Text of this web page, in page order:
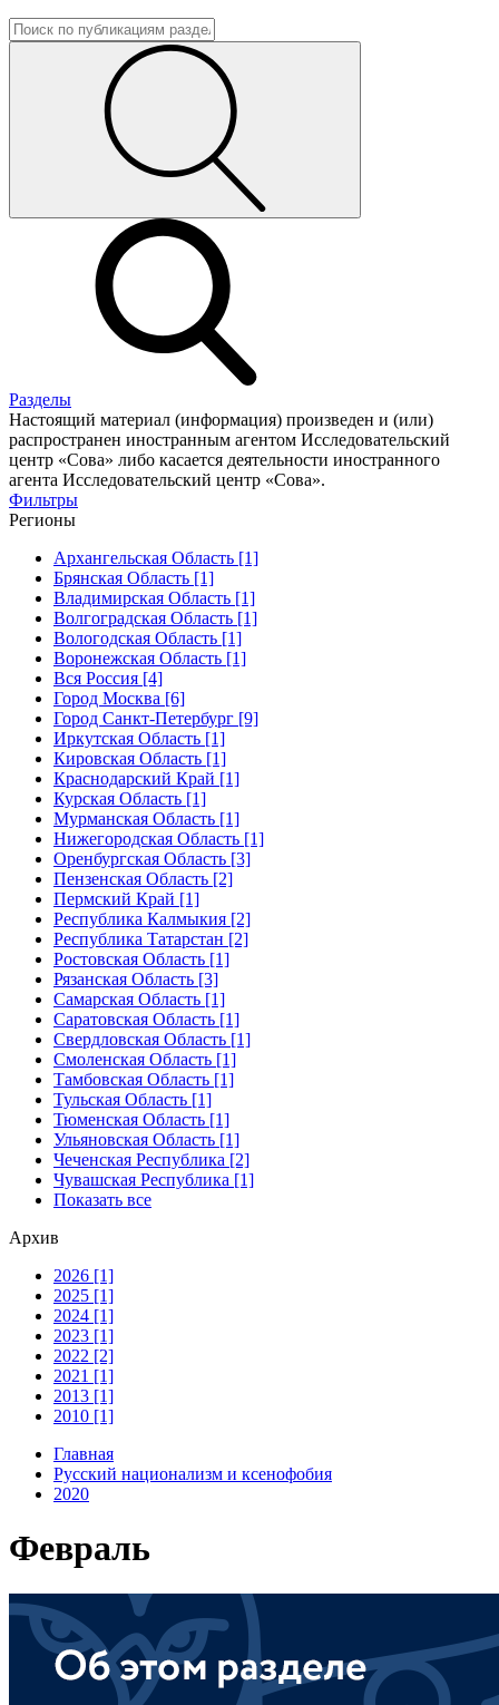
Разделы
Настоящий материал (информация) произведен и (или)
распространен иностранным агентом Исследовательский
центр «Сова» либо касается деятельности иностранного
агента Исследовательский центр «Сова».
Фильтры
Регионы
Архангельская Область [1]
Брянская Область [1]
Владимирская Область [1]
Волгоградская Область [1]
Вологодская Область [1]
Воронежская Область [1]
Вся Россия [4]
Город Москва [6]
Город Санкт-Петербург [9]
Иркутская Область [1]
Кировская Область [1]
Краснодарский Край [1]
Курская Область [1]
Мурманская Область [1]
Нижегородская Область [1]
Оренбургская Область [3]
Пензенская Область [2]
Пермский Край [1]
Республика Калмыкия [2]
Республика Татарстан [2]
Ростовская Область [1]
Рязанская Область [3]
Самарская Область [1]
Саратовская Область [1]
Свердловская Область [1]
Смоленская Область [1]
Тамбовская Область [1]
Тульская Область [1]
Тюменская Область [1]
Ульяновская Область [1]
Чеченская Республика [2]
Чувашская Республика [1]
Показать все
Архив
2026 [1]
2025 [1]
2024 [1]
2023 [1]
2022 [2]
2021 [1]
2013 [1]
2010 [1]
Главная
Русский национализм и ксенофобия
2020
Февраль